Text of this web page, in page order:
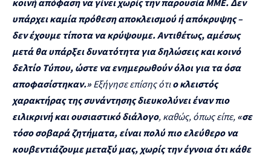
υπάρχει καμία πρόθεση αποκλεισμού ή απόκρυψης –
δεν έχουμε τίποτα να κρύψουμε. Αντιθέτως, αμέσως
μετά θα υπάρξει δυνατότητα για δηλώσεις και κοινό
δελτίο Τύπου, ώστε να ενημερωθούν όλοι για τα όσα
αποφασίστηκαν.» Εξήγησε επίσης ότιο κλειστός
χαρακτήρας της συνάντησης διευκολύνει έναν πιο
ειλικρινή και ουσιαστικό διάλογο, καθώς, όπως είπε, «σε
τόσο σοβαρά ζητήματα, είναι πολύ πιο ελεύθερο να
κουβεντιάζουμε μεταξύ μας, χωρίς την έγνοια ότι κάθε